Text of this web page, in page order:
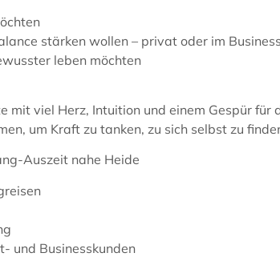
stärken wollen – privat oder im Business
leben möchten
mit viel Herz, Intuition und einem Gespür
um Kraft zu tanken, zu sich selbst zu
Auszeit nahe Heide
und Businesskunden